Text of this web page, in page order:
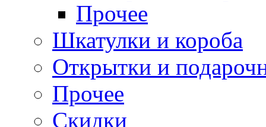
Прочее
Шкатулки и короба
Открытки и
Прочее
Скидки